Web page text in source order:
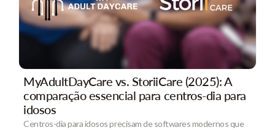
MyAdultDayCare vs. StoriiCare (2025): A
comparação essencial para centros-dia para
idosos
Centros-dia para idosos precisam de softwares modernos que